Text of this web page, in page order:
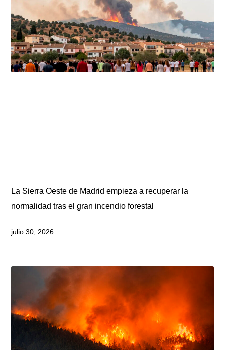
La Sierra Oeste de Madrid empieza a recuperar la
normalidad tras el gran incendio forestal
julio 30, 2026